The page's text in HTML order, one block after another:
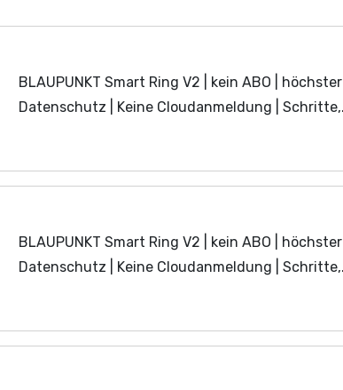
BLAUPUNKT Smart Ring V2 | kein ABO | höchster
Datenschutz | Keine Cloudanmeldung | Schritte,
BLAUPUNKT Smart Ring V2 | kein ABO | höchster
Datenschutz | Keine Cloudanmeldung | Schritte,